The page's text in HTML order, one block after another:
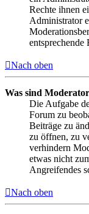
Rechte ihnen
Administrator
entsprechende
Nach oben
Was sind
Die Aufgabe
Forum zu
Beiträge zu
zu öffnen, zu
verhindern
etwas nicht
Angreifendes
Nach oben